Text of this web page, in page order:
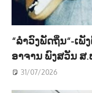
“ລຳວົງພັດຖິ່ນ“-ເ
ອາຈານ ພົງສວັນ ສ
31/07/2026